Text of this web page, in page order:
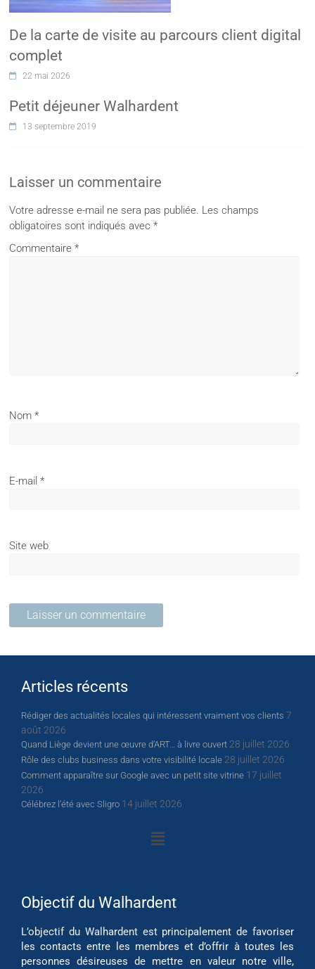
De la carte de visite au parcours client digital
complet
22 mai 2026
Petit déjeuner Walhardent
13 septembre 2019
Laisser un commentaire
Votre adresse e-mail ne sera pas publiée. Les champs
obligatoires sont indiqués avec*
Commentaire*
Nom*
E-mail*
Site web
Articles récents
Rédiger des actualités locales qui intéressent vraiment vos clients 7
août 2026
Quand Liège devient une œuvre d’ART… à livre ouvert 28 juillet 2026
Rôle des clubs business dans votre visibilité locale 28 juillet 2026
Comment apparaître sur Google avec un petit site vitrine 17 juillet
2026
Célébrez l’été avec Sligro 14 juillet 2026
Objectif du Walhardent
L’objectif du Walhardent est principalement de favoriser
les contacts entre les membres et d’offrir à toutes les
personnes désireuses de mettre en valeur notre ville,